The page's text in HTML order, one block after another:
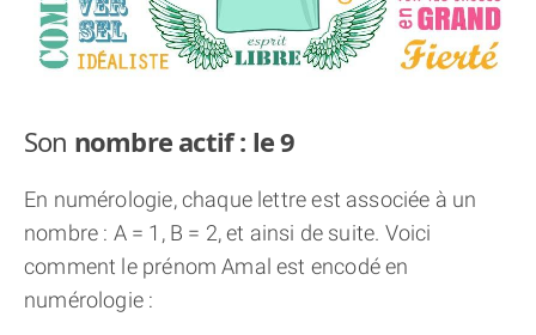
Son nombre actif : le 9
En numérologie, chaque lettre est associée à un
nombre : A = 1, B = 2, et ainsi de suite. Voici
comment le prénom Amal est encodé en
numérologie :
70.000 PRÉNOMS